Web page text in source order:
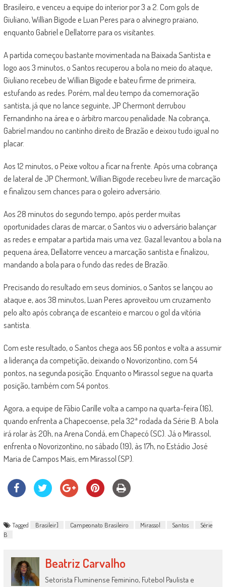
Brasileiro, e venceu a equipe do interior por 3 a 2. Com gols de
Giuliano, Willian Bigode e Luan Peres para o alvinegro praiano,
enquanto Gabriel e Dellatorre para os visitantes.
A partida começou bastante movimentada na Baixada Santista e
logo aos 3 minutos, o Santos recuperou a bola no meio do ataque,
Giuliano recebeu de Willian Bigode e bateu firme de primeira,
estufando as redes. Porém, mal deu tempo da comemoração
santista, já que no lance seguinte, JP Chermont derrubou
Fernandinho na área e o árbitro marcou penalidade. Na cobrança,
Gabriel mandou no cantinho direito de Brazão e deixou tudo igual no
placar.
Aos 12 minutos, o Peixe voltou a ficar na frente. Após uma cobrança
de lateral de JP Chermont, Willian Bigode recebeu livre de marcação
e finalizou sem chances para o goleiro adversário.
Aos 28 minutos do segundo tempo, após perder muitas
oportunidades claras de marcar, o Santos viu o adversário balançar
as redes e empatar a partida mais uma vez. Gazal levantou a bola na
pequena área, Dellatorre venceu a marcação santista e finalizou,
mandando a bola para o fundo das redes de Brazão.
Precisando do resultado em seus domínios, o Santos se lançou ao
ataque e, aos 38 minutos, Luan Peres aproveitou um cruzamento
pelo alto após cobrança de escanteio e marcou o gol da vitória
santista.
Com este resultado, o Santos chega aos 56 pontos e volta a assumir
a liderança da competição, deixando o Novorizontino, com 54
pontos, na segunda posição. Enquanto o Mirassol segue na quarta
posição, também com 54 pontos.
Agora, a equipe de Fábio Carille volta a campo na quarta-feira (16),
quando enfrenta a Chapecoense, pela 32ª rodada da Série B. A bola
irá rolar às 20h, na Arena Condá, em Chapecó (SC). Já o Mirassol,
enfrenta o Novorizontino, no sábado (19), às 17h, no Estádio José
Maria de Campos Mais, em Mirassol (SP).
Tagged Brasileir] Campeonato Brasileiro Mirassol Santos
Série
B
Beatriz Carvalho
Setorista Fluminense Feminino, Futebol Paulista e